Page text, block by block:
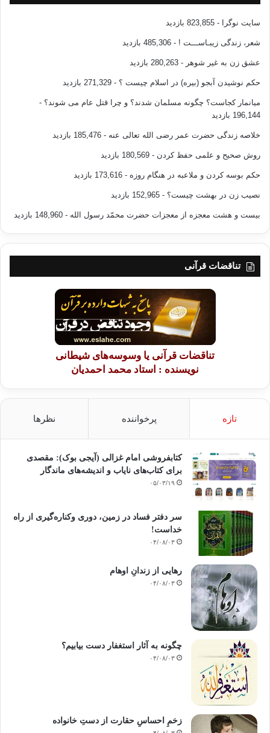
سایت نوگرا - 823,855 بازدید
شعر، زندگی زیبـاســـت ! - 485,306 بازدید
عشق زن به غیر شوهر - 280,263 بازدید
حکم نوشیدن آبجو (بیره) در اسلام چیست ؟ - 271,329 بازدید
میانمار کجاست؟ چگونه مسلمان شدند؟ و چرا قتل عام می شوند؟ -
196,144 بازدید
خلاصه زندگی حضرت عمر رضی الله تعالی عنه - 185,476 بازدید
روش صحیح و علمی حفظ کردن - 180,569 بازدید
حکم بوسه کردن و ملاعبه در هنگام روزه - 173,616 بازدید
نصیب زن در بهشت چیست؟ - 152,965 بازدید
بیست و هشت معجزه از معجزات حضرت محمّد رسول الله - 148,960 بازدید
تناقضات قرآنی
تناقضات قرآنی یا وسوسه‌های شیطانی
نویسنده : استاد محمد احمدیان
تازه پرخواننده نظرها
کتابفروشی امام غزالی (آیجی بوک): مقصدی
برای کتاب‌های نایاب و اندیشه‌های ماندگار
۰۵/۰۳/۱۹
سر دفتر فساد در زمین‌، دوری وکناره‌گیری از راه
خداست‌!
۰۴/۰۸/۰۳
رهایی از زندانِ اوهام
۰۴/۰۸/۰۳
چگونه به آثار استغفار دست بیابیم؟
۰۴/۰۸/۰۳
زخمِ احساسِ حقارت از دستِ خانواده